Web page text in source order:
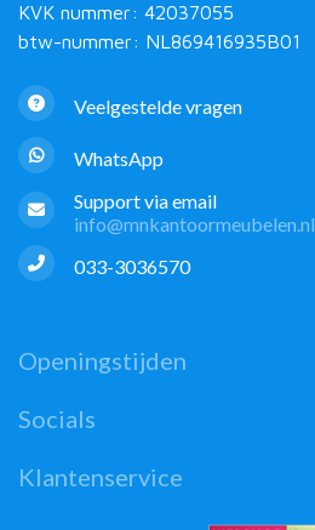
KVK nummer: 42037055
btw-nummer: NL869416935B01
Veelgestelde vragen
WhatsApp
Support via email
info@mnkantoormeubelen.nl
033-3036570
Openingstijden
Socials
Klantenservice